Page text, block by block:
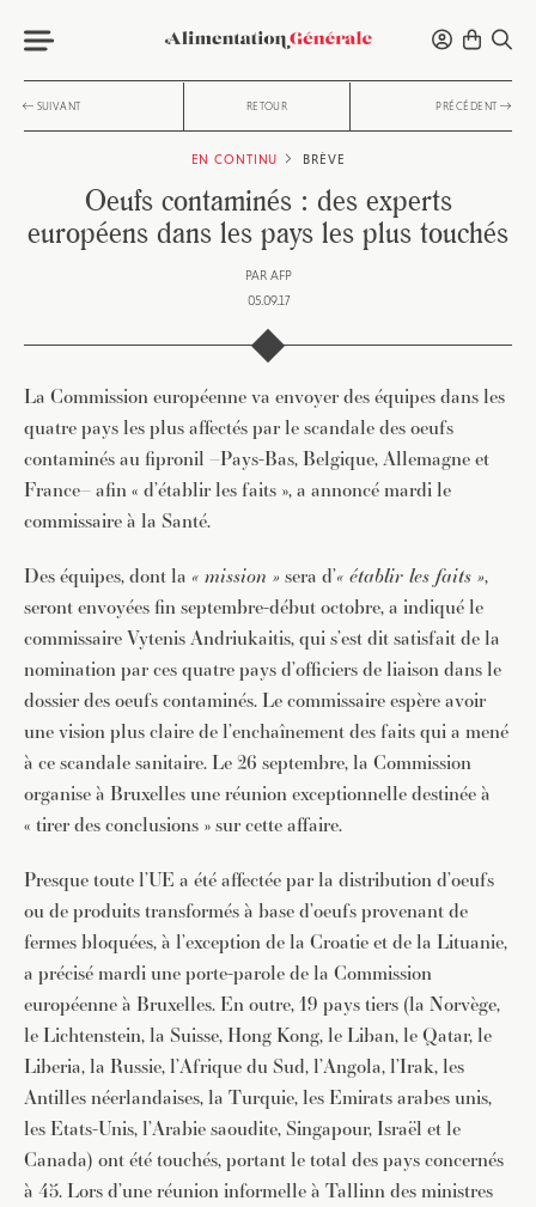
SUIVANT RETOUR PRÉCÉDENT
EN CONTINU BRÈVE
Oeufs contaminés : des experts
européens dans les pays les plus touchés
PAR AFP
05.09.17
La Commission européenne va envoyer des équipes dans les
quatre pays les plus affectés par le scandale des oeufs
contaminés au fipronil –Pays-Bas, Belgique, Allemagne et
France– afin « d’établir les faits », a annoncé mardi le
commissaire à la Santé.
Des équipes, dont la « mission » sera d’« établir les faits »,
seront envoyées fin septembre-début octobre, a indiqué le
commissaire Vytenis Andriukaitis, qui s’est dit satisfait de la
nomination par ces quatre pays d’officiers de liaison dans le
dossier des oeufs contaminés. Le commissaire espère avoir
une vision plus claire de l’enchaînement des faits qui a mené
à ce scandale sanitaire. Le 26 septembre, la Commission
organise à Bruxelles une réunion exceptionnelle destinée à
« tirer des conclusions » sur cette affaire.
Presque toute l’UE a été affectée par la distribution d’oeufs
ou de produits transformés à base d’oeufs provenant de
fermes bloquées, à l’exception de la Croatie et de la Lituanie,
a précisé mardi une porte-parole de la Commission
européenne à Bruxelles. En outre, 19 pays tiers (la Norvège,
le Lichtenstein, la Suisse, Hong Kong, le Liban, le Qatar, le
Liberia, la Russie, l’Afrique du Sud, l’Angola, l’Irak, les
Antilles néerlandaises, la Turquie, les Emirats arabes unis,
les Etats-Unis, l’Arabie saoudite, Singapour, Israël et le
Canada) ont été touchés, portant le total des pays concernés
à 45. Lors d’une réunion informelle à Tallinn des ministres